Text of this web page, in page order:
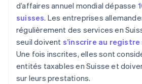
d’affaires annuel mondial dépasse
suisses. Les entreprises
régulièrement des services en
seuil doivent s’inscrire au
Une fois inscrites, elles sont
entités taxables en Suisse et
sur leurs prestations.